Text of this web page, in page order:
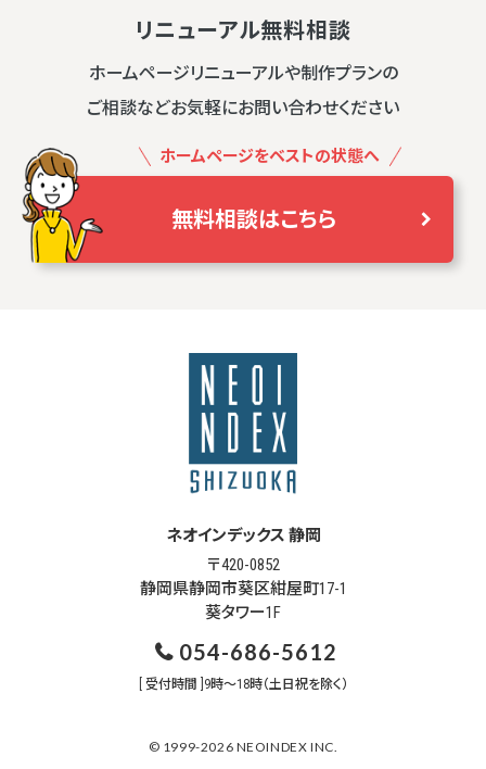
リニューアル無料相談
ホームページリニューアルや制作プランの
ご相談などお気軽にお問い合わせください
ホームページをベストの状態へ
無料相談はこちら
ネオインデックス 静岡
〒420-0852
静岡県静岡市葵区紺屋町17-1
葵タワー1F
054-686-5612
[ 受付時間 ]9時～18時（土日祝を除く）
© 1999-2026 NEOINDEX INC.